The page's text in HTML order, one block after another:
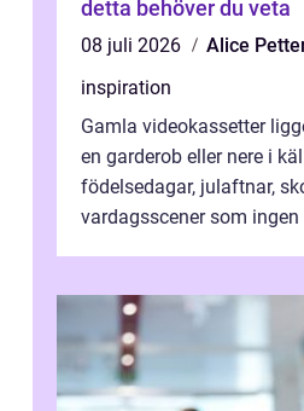
detta behöver du veta
08 juli 2026
Alice
inspiration
Gamla videokassetter
en garderob eller nere i
födelsedagar, julaftnar,
vardagsscener som